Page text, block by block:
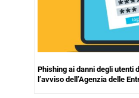
Phishing ai danni degli utenti
l’avviso dell’Agenzia delle